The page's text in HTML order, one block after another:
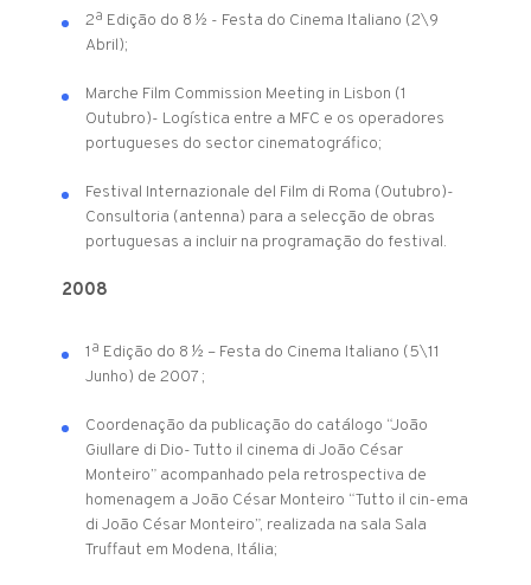
2ª Edição do 8 ½ - Festa do Cinema Italiano (2\9
Abril);
Marche Film Commission Meeting in Lisbon (1
Outubro)- Logística entre a MFC e os operadores
portugueses do sector cinematográfico;
Festival Internazionale del Film di Roma (Outubro)-
Consultoria (antenna) para a selecção de obras
portuguesas a incluir na programação do festival.
2008
1ª Edição do 8 ½ – Festa do Cinema Italiano (5\11
Junho) de 2007 ;
Coordenação da publicação do catálogo “João
Giullare di Dio- Tutto il cinema di João César
Monteiro” acompanhado pela retrospectiva de
homenagem a João César Monteiro “Tutto il cin-ema
di João César Monteiro”, realizada na sala Sala
Truffaut em Modena, Itália;